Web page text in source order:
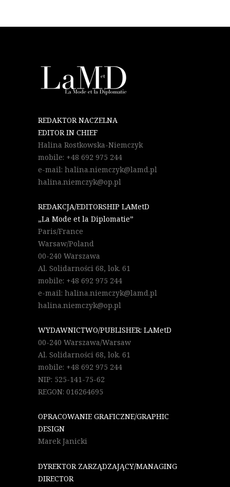
REDAKTOR NACZELNA
EDITOR IN CHIEF
Halina Rostkowska-Niemczyk
mobile: +48 692 975 244
e-mail: halina.niemczyk@lamd.pl
halina.niemczyk@op.pl
REDAKCJA/EDITORSHIP LAMetD
„La Mode et la Diplomatie”
Paris/France
Warsaw/Poland
00-240 Warszawa
Al. Solidarności 68, lok. 61
mobile: +48 692 975 244
e-mail: halina.niemczyk@lamd.pl
halina.niemczyk@op.pl
WYDAWNICTWO/PUBLISHER: LAMetD
00-240 Warszawa/Warsaw
Al. Solidarności 68, lok. 61
mobile: +48 692 975 244
NIP: 525-141-75-62
REGON: 016264695
OPRACOWANIE GRAFICZNE/GRAPHIC
DESIGN
Marek Janicki
DYREKTOR ZARZĄDZAJĄCY/MANAGING
DIRECTOR